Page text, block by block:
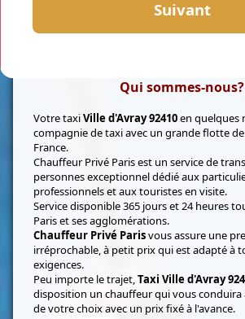
Qui sommes-nous?
Votre taxiVille d'Avray 92410en quelques
compagnie de taxi avec un grande flotte
France.
Chauffeur Privé Paris est un service de
personnes exceptionnel dédié aux
professionnels et aux touristes en visite.
Service disponible 365 jours et 24 heures
Paris et ses agglomérations.
Chauffeur Privé Parisvous assure une
irréprochable, à petit prix qui est adapté à
exigences.
Peu importe le trajet,Taxi Ville d'Avray
disposition un chauffeur qui vous conduira
de votre choix avec un prix fixé à l'avance.